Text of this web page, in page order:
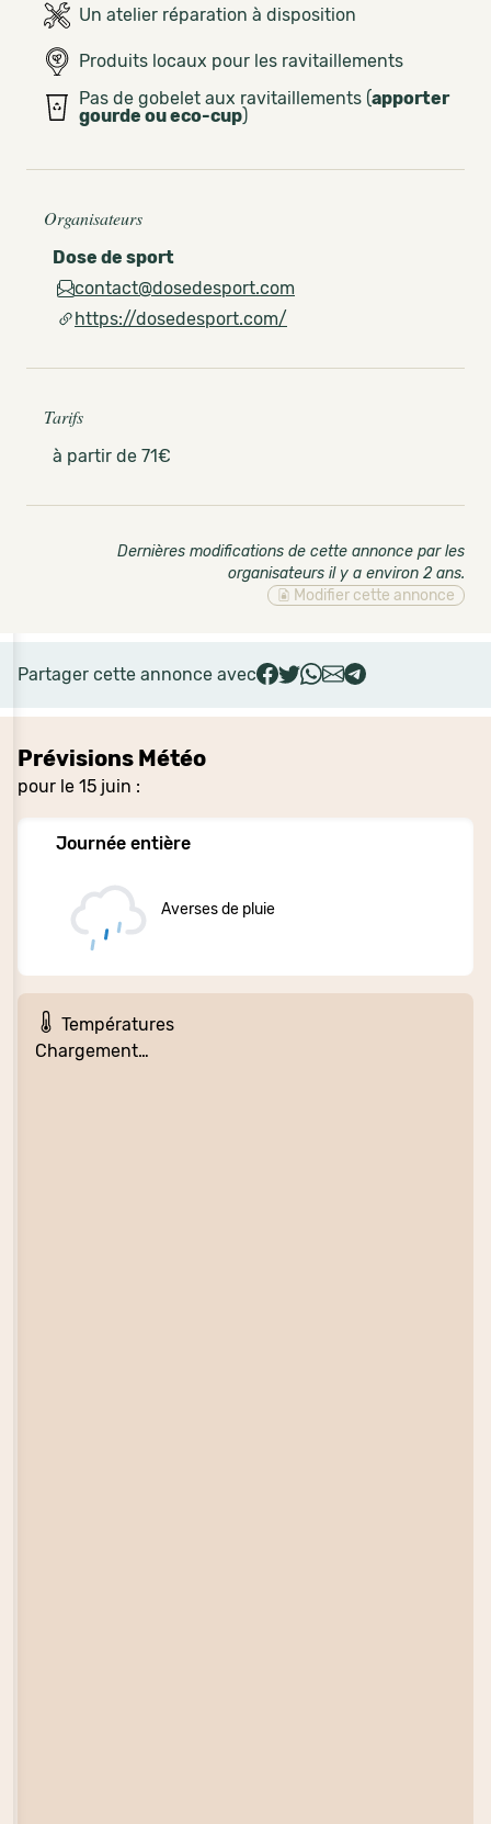
Prévisions Météo
pour le 15 juin :
Journée entière
Averses de pluie
Températures
Chargement…
Un atelier réparation à disposition
Produits locaux pour les ravitaillements
Pas de gobelet aux ravitaillements (apporter
gourde ou eco-cup)
Organisateurs
Dose de sport
contact@dosedesport.com
https://dosedesport.com/
Tarifs
à partir de 71€
Dernières modifications de cette annonce par les
organisateurs il y a environ 2 ans.
Modifier cette annonce
Partager cette annonce avec